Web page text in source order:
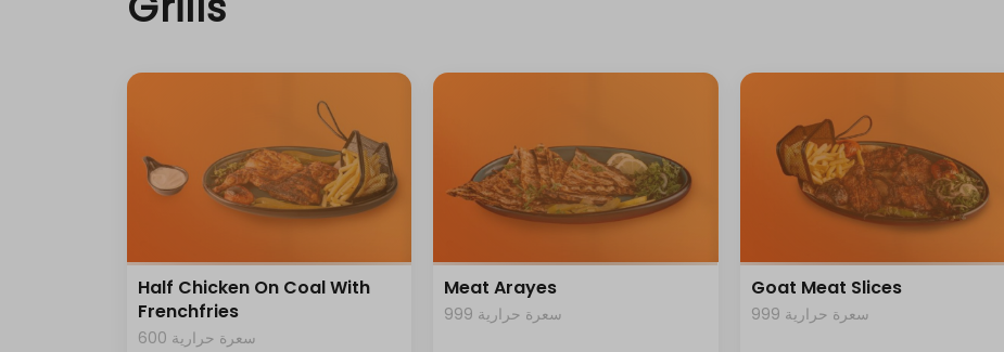
Half Chicken On Coal With
Frenchfries
600 سعرة حرارية
Meat Arayes
999 سعرة حرارية
Goat Meat Slices
999 سعرة حرارية